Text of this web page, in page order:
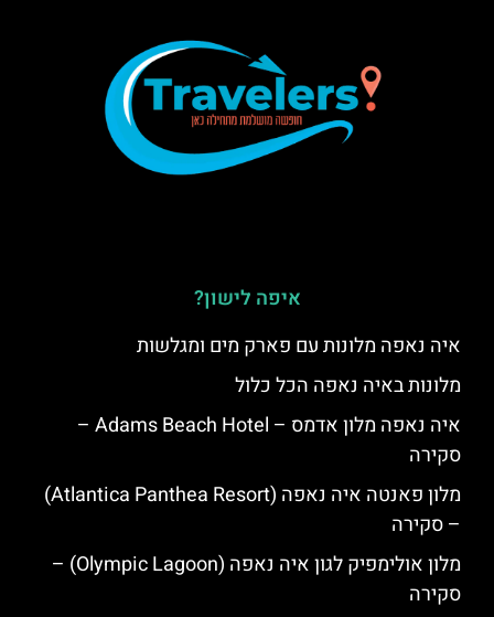
איפה לישון?
איה נאפה מלונות עם פארק מים ומגלשות
מלונות באיה נאפה הכל כלול
איה נאפה מלון אדמס – Adams Beach Hotel –
סקירה
מלון פאנטה איה נאפה (Atlantica Panthea Resort)
– סקירה
מלון אולימפיק לגון איה נאפה (Olympic Lagoon) –
סקירה